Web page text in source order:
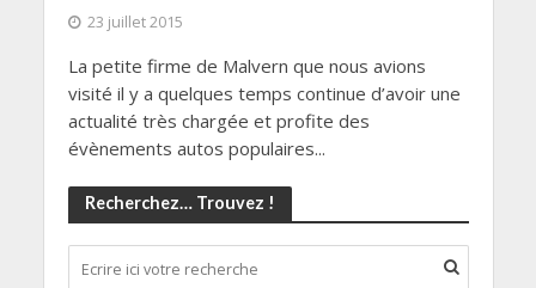
23 juillet 2015
La petite firme de Malvern que nous avions
visité il y a quelques temps continue d’avoir une
actualité très chargée et profite des
évènements autos populaires...
Recherchez… Trouvez !